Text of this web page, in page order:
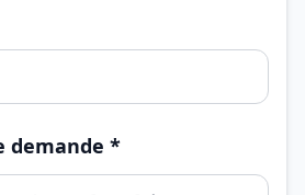
demande *